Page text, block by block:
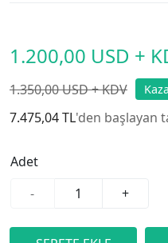
1.200,00 USD +
1.350,00 USD + KDV
7.475,04 TL'den başlayan
Adet
-
+